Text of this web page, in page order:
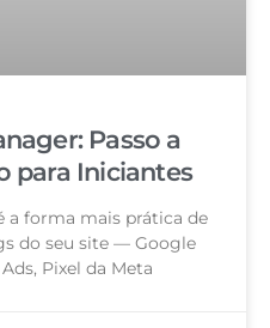
Passo a
para Iniciantes
a forma mais prática de
do seu site — Google
Pixel da Meta